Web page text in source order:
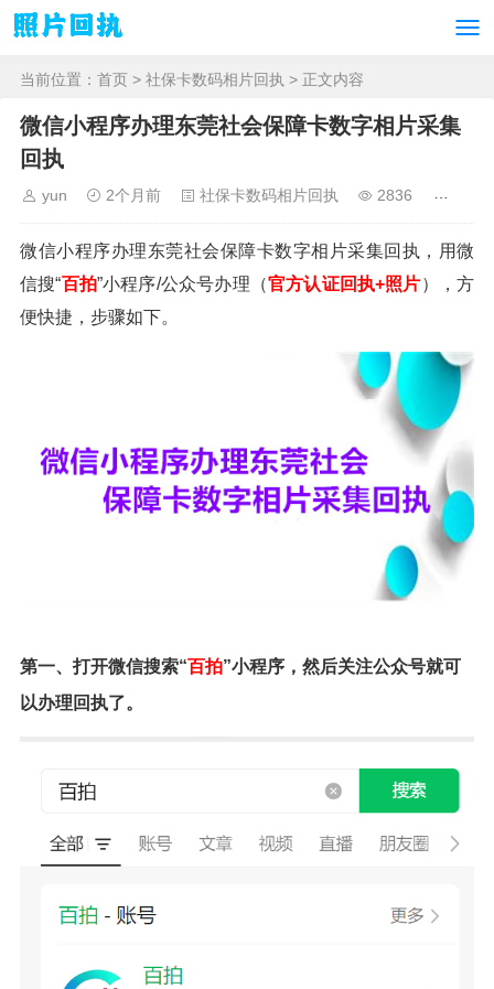
当前位置： 首页 > 社保卡数码相片回执 > 正文内容
微信小程序办理东莞社会保障卡数字相片采集
回执
yun 2个月前 社保卡数码相片回执 2836
微信小程序办理东莞社会保障卡数字相片采集回执，用微
信搜“百拍”小程序/公众号办理（官方认证回执+照片），方
便快捷，步骤如下。
第一、打开微信搜索“百拍”小程序 ，然后关注公众号就可
以办理回执了。